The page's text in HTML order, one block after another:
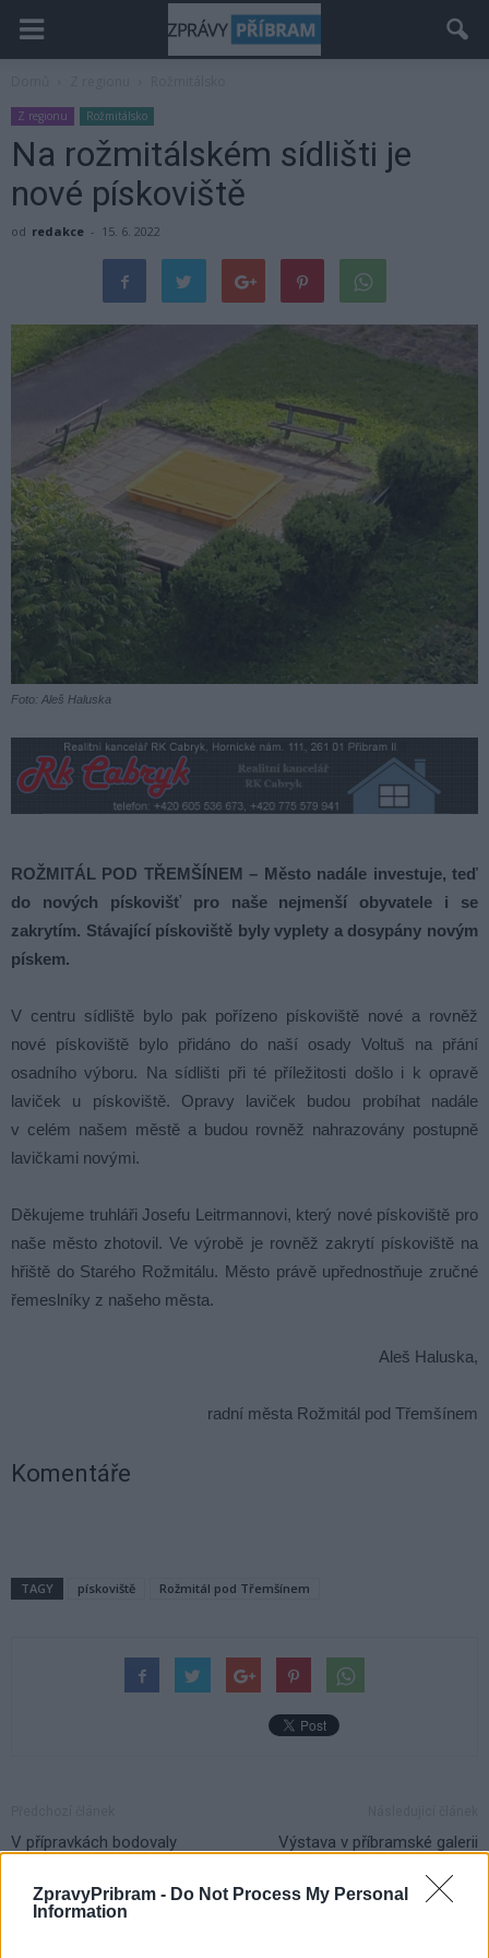
ZpravyPribram - Do Not Process My Personal
Information
Z regionu Rožmitálsko
Na rožmitálském sídlišti je
nové pískoviště
od redakce - 15. 6. 2022
Foto: Aleš Haluska
ROŽMITÁL POD TŘEMŠÍNEM – Město nadále investuje, teď
do nových pískovišť pro naše nejmenší obyvatele i se
zakrytím. Stávající pískoviště byly vyplety a dosypány novým
pískem.
V centru sídliště bylo pak pořízeno pískoviště nové a rovněž
nové pískoviště bylo přidáno do naší osady Voltuš na přání
osadního výboru. Na sídlišti při té příležitosti došlo i k opravě
laviček u pískoviště. Opravy laviček budou probíhat nadále
v celém našem městě a budou rovněž nahrazovány postupně
lavičkami novými.
Děkujeme truhláři Josefu Leitrmannovi, který nové pískoviště pro
naše město zhotovil. Ve výrobě je rovněž zakrytí pískoviště na
hřiště do Starého Rožmitálu. Město právě upřednostňuje zručné
řemeslníky z našeho města.
Aleš Haluska,
radní města Rožmitál pod Třemšínem
Komentáře
TAGY pískoviště Rožmitál pod Třemšínem
V přípravkách bodovaly
Výstava v příbramské galerii
Press Photo i jejím posledním